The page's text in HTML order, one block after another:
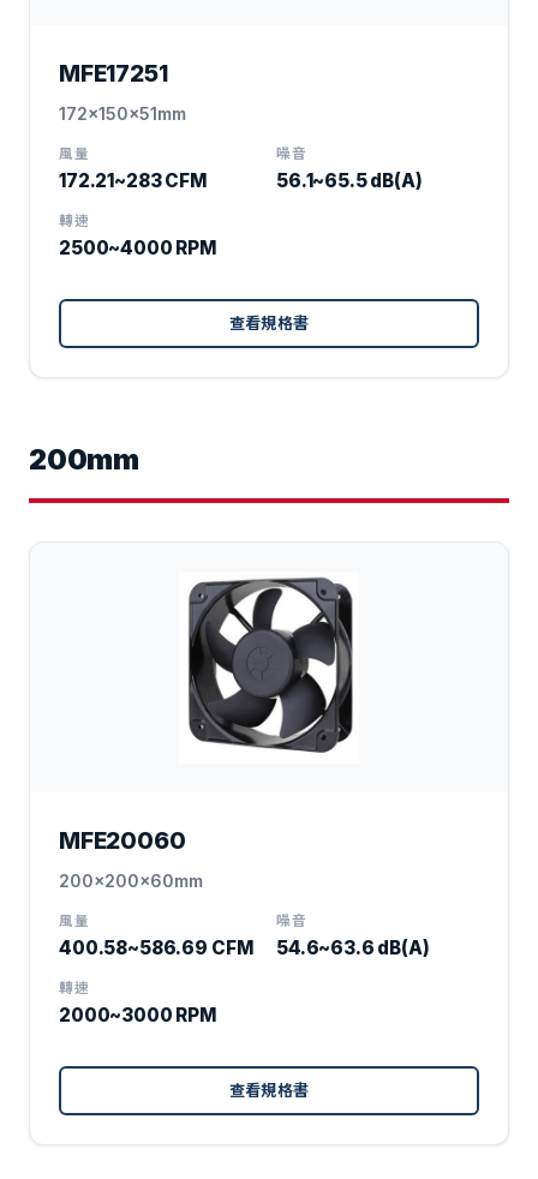
MFE17251
172x150x51mm
風量
172.21~283 CFM
噪音
56.1~65.5 dB(A)
轉速
2500~4000 RPM
查看規格書
200mm
MFE20060
200x200x60mm
風量
400.58~586.69 CFM
噪音
54.6~63.6 dB(A)
轉速
2000~3000 RPM
查看規格書